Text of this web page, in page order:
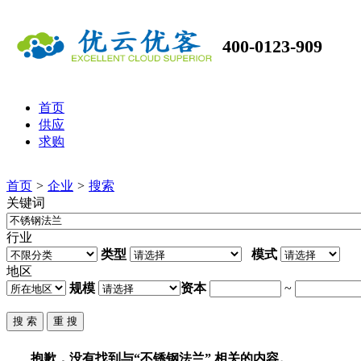
400-0123-909
首页
供应
求购
首页 > 企业 > 搜索
关键词
行业
类型
模式
地区
规模
资本 ~
抱歉，没有找到与“不锈钢法兰” 相关的内容。